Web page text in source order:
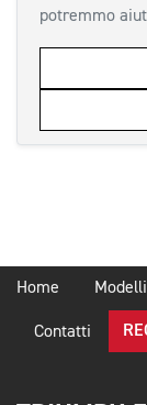
potremmo
Home Modelli
Contatti